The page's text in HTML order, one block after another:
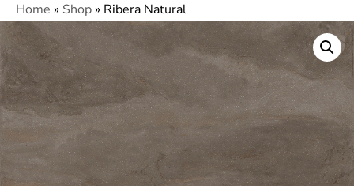
Home » Shop » Ribera Natural